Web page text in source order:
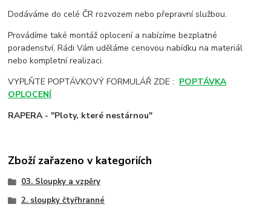
Dodáváme do celé ČR rozvozem nebo přepravní službou.
Provádíme také montáž oplocení a nabízíme bezplatné
poradenství. Rádi Vám uděláme cenovou nabídku na materiál
nebo kompletní realizaci.
VYPLŇTE POPTÁVKOVÝ FORMULÁŘ ZDE : POPTÁVKA
OPLOCENÍ
RAPERA - "Ploty, které nestárnou"
Zboží zařazeno v kategoriích
03. Sloupky a vzpěry
2. sloupky čtyřhranné